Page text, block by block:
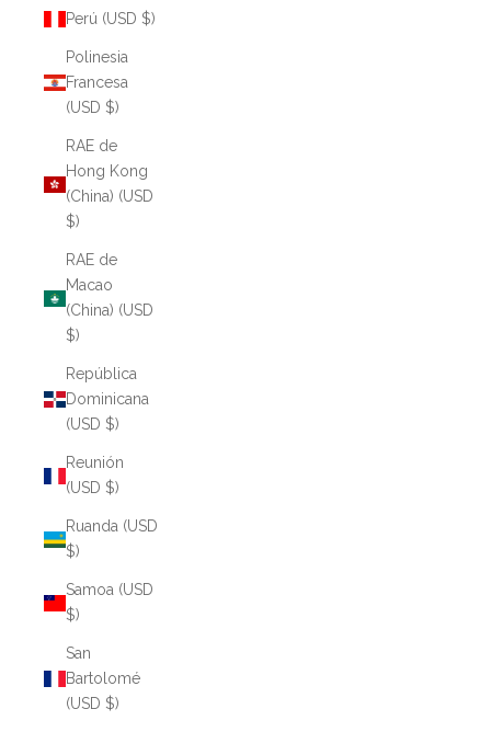
Perú (USD $)
Polinesia
Francesa
(USD $)
RAE de
Hong Kong
(China) (USD
$)
RAE de
Macao
(China) (USD
$)
República
Dominicana
(USD $)
Reunión
(USD $)
Ruanda (USD
$)
Samoa (USD
$)
San
Bartolomé
(USD $)